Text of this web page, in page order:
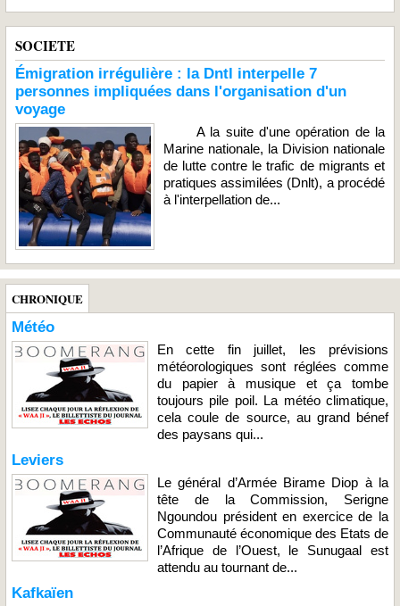
SOCIETE
Émigration irrégulière : la Dntl interpelle 7
personnes impliquées dans l'organisation d'un
voyage
A la suite d'une opération de la
Marine nationale, la Division nationale
de lutte contre le trafic de migrants et
pratiques assimilées (Dnlt), a procédé
à l'interpellation de...
CHRONIQUE
Météo
En cette fin juillet, les prévisions
météorologiques sont réglées comme
du papier à musique et ça tombe
toujours pile poil. La météo climatique,
cela coule de source, au grand bénef
des paysans qui...
Leviers
Le général d’Armée Birame Diop à la
tête de la Commission, Serigne
Ngoundou président en exercice de la
Communauté économique des Etats de
l’Afrique de l’Ouest, le Sunugaal est
attendu au tournant de...
Kafkaïen